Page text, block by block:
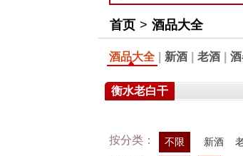
首页 > 酒品大全
酒品大全 新酒 老酒
衡水老白干
按分类： 不限 新酒